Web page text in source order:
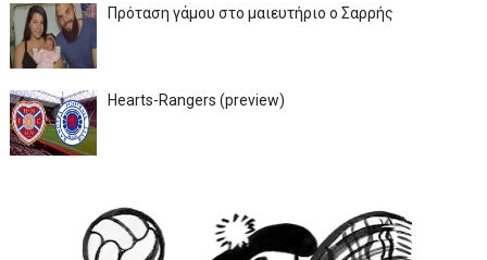
Πρόταση γάμου στο μαιευτήριο ο Σαρρής
Hearts-Rangers (preview)